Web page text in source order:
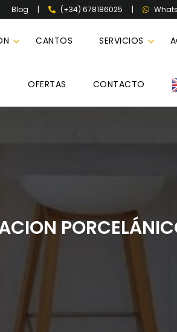
Blog | (+34) 678186025 |
CANTOS SERVICIOS
OFERTAS CONTACTO